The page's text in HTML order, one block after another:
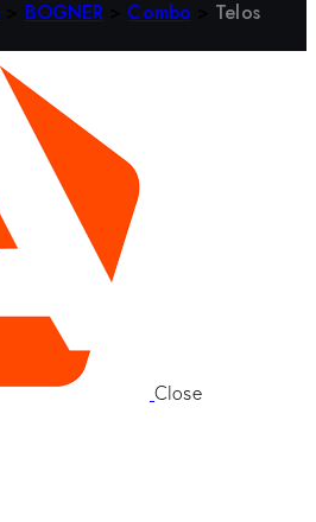
BOGNER Combo Telos
Close